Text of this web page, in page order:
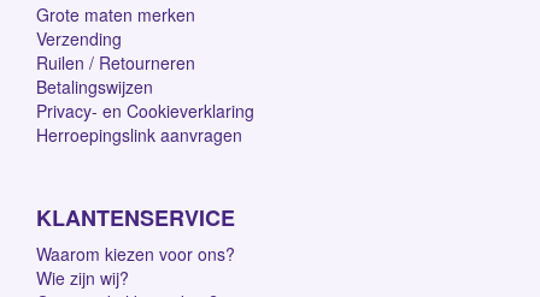
Grote maten merken
Verzending
Ruilen / Retourneren
Betalingswijzen
Privacy- en Cookieverklaring
Herroepingslink aanvragen
KLANTENSERVICE
Waarom kiezen voor ons?
Wie zijn wij?